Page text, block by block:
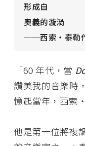
形成自
奧義的漩渦
──西索・泰勒
「60 年代，當
讚美我的音樂時
憶起當年，西索
他是第一位將複